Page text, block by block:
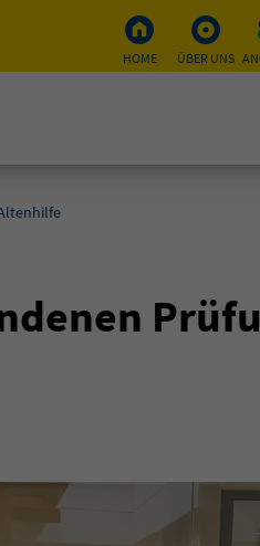
HOME ÜBER UNS